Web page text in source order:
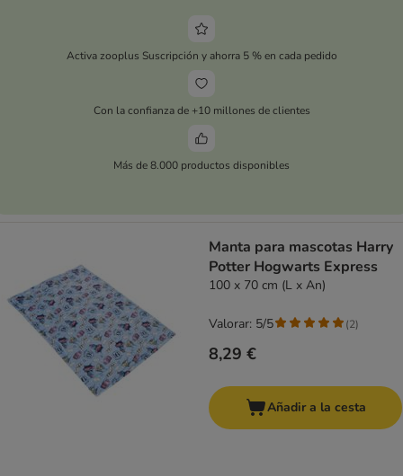
Activa zooplus Suscripción y ahorra 5 % en cada pedido
Con la confianza de +10 millones de clientes
Más de 8.000 productos disponibles
Manta para mascotas Harry
Potter Hogwarts Express
100 x 70 cm (L x An)
8,29 €
Valorar: 5/5 (2)
Añadir a la cesta